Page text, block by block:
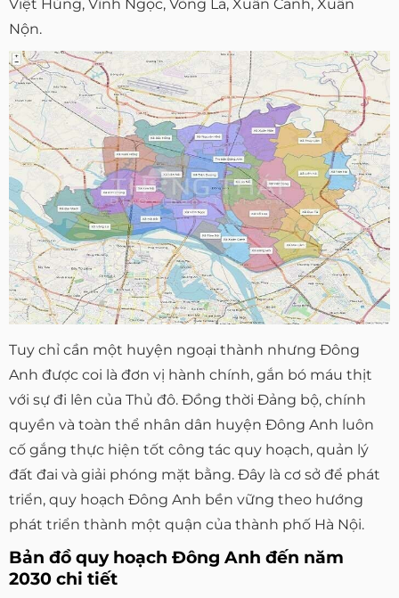
Việt Hùng, Vĩnh Ngọc, Võng La, Xuân Canh, Xuân
Nộn.
Tuy chỉ cần một huyện ngoại thành nhưng Đông
Anh được coi là đơn vị hành chính, gắn bó máu thịt
với sự đi lên của Thủ đô. Đồng thời Đảng bộ, chính
quyền và toàn thể nhân dân huyện Đông Anh luôn
cố gắng thực hiện tốt công tác quy hoạch, quản lý
đất đai và giải phóng mặt bằng. Đây là cơ sở để phát
triển, quy hoạch Đông Anh bền vững theo hướng
phát triển thành một quận của thành phố Hà Nội.
Bản đồ quy hoạch Đông Anh đến năm
2030 chi tiết